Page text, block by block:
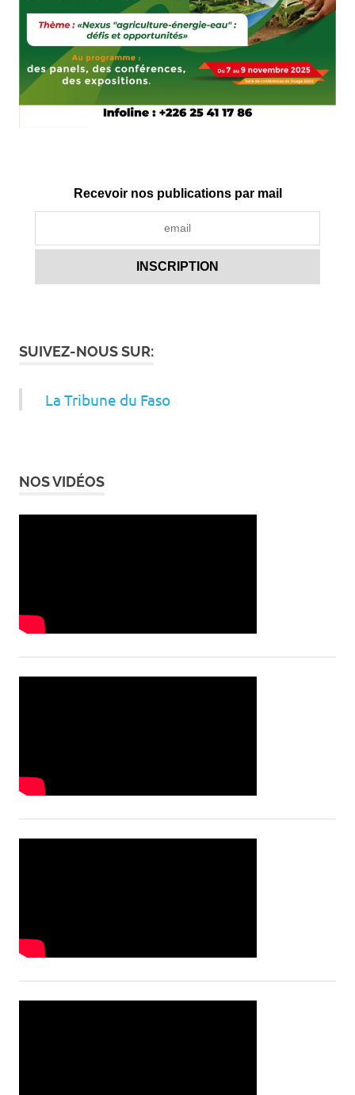
Recevoir nos publications par mail
SUIVEZ-NOUS SUR:
La Tribune du Faso
NOS VIDÉOS